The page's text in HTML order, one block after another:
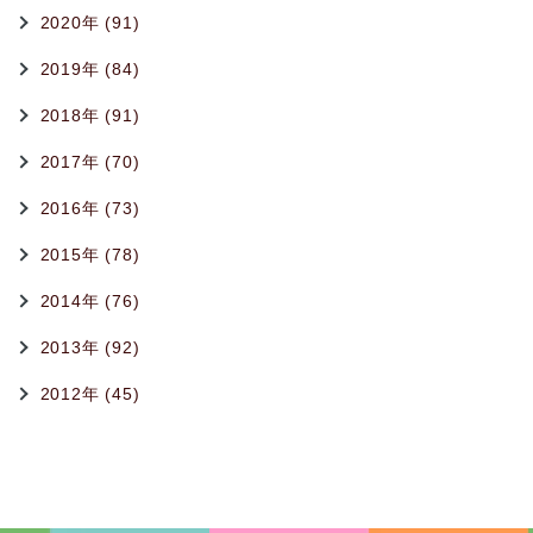
2020年 (91)
2019年 (84)
2018年 (91)
2017年 (70)
2016年 (73)
2015年 (78)
2014年 (76)
2013年 (92)
2012年 (45)